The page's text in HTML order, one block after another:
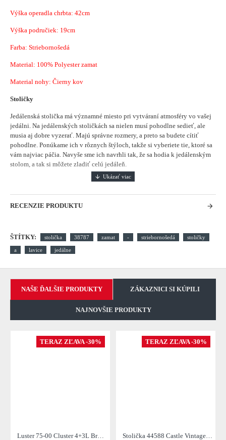
Výška operadla chrbta: 42cm
Výška područiek: 19cm
Farba: Striebornošedá
Material: 100% Polyester zamat
Material nohy: Čierny kov
Stoličky
Jedálenská stolička má významné miesto pri vytváraní atmosféry vo vašej
jedálni. Na jedálenských stoličkách sa nielen musí pohodlne sedieť, ale
musia aj dobre vyzerať. Majú správne rozmery, a preto sa budete cítiť
pohodlne. Ponúkame ich v rôznych štýloch, takže si vyberiete tie, ktoré sa
vám najviac páčia. Navyše sme ich navrhli tak, že sa hodia k jedálenským
stolom, a tak si môžete zladiť celú jedáleň.
RECENZIE PRODUKTU
ŠTÍTKY: stolička 38787 zamat - striebornošedá stoličky
a lavice jedálne
NAŠE ĎALŠIE PRODUKTY ZÁKAZNICI SI KÚPILI
NAJNOVŠIE PRODUKTY
TERAZ ZĽAVA -30%
Luster 75-00 Cluster 4+3L Brown + Jantar Glass
TERAZ ZĽAVA -30%
Stolička 44588 Castle Vintage Black